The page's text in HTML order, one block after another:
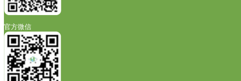
官方微信